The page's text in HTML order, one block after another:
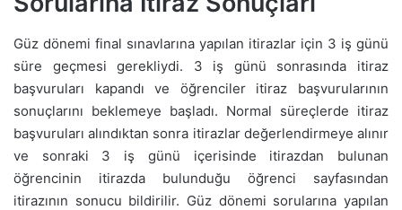
Güz dönemi final sınavlarına yapılan itirazlar için 3 iş günü
süre geçmesi gerekliydi. 3 iş günü sonrasında itiraz
başvuruları kapandı ve öğrenciler itiraz başvurularının
sonuçlarını beklemeye başladı. Normal süreçlerde itiraz
başvuruları alındıktan sonra itirazlar değerlendirmeye alınır
ve sonraki 3 iş günü içerisinde itirazdan bulunan
öğrencinin itirazda bulunduğu öğrenci sayfasından
itirazının sonucu bildirilir. Güz dönemi sorularına yapılan